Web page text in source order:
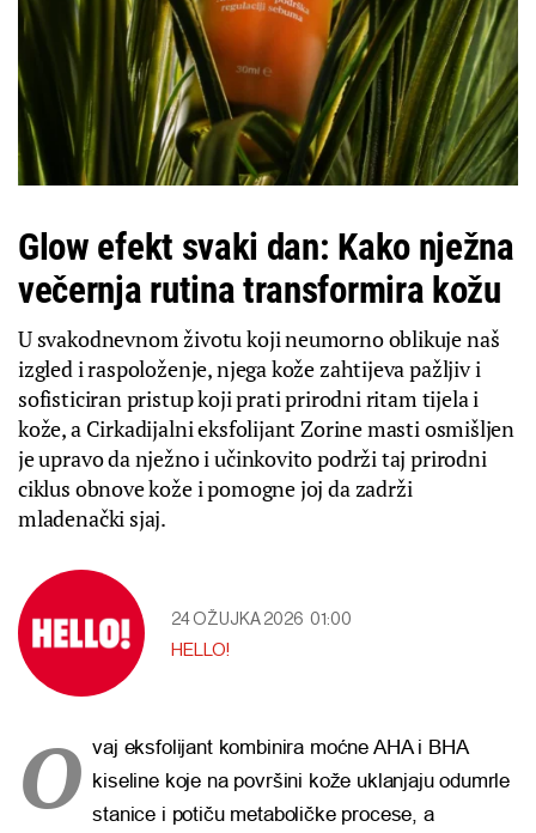
Glow efekt svaki dan: Kako nježna
večernja rutina transformira kožu
U svakodnevnom životu koji neumorno oblikuje naš
izgled i raspoloženje, njega kože zahtijeva pažljiv i
sofisticiran pristup koji prati prirodni ritam tijela i
kože, a Cirkadijalni eksfolijant Zorine masti osmišljen
je upravo da nježno i učinkovito podrži taj prirodni
ciklus obnove kože i pomogne joj da zadrži
mladenački sjaj.
24 OŽUJKA 2026 01:00
HELLO!
O vaj eksfolijant kombinira moćne AHA i BHA
kiseline koje na površini kože uklanjaju odumrle
stanice i potiču metaboličke procese, a